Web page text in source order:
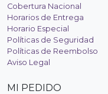
Cobertura Nacional
Horarios de Entrega
Horario Especial
Políticas de Seguridad
Políticas de Reembolso
Aviso Legal
MI PEDIDO